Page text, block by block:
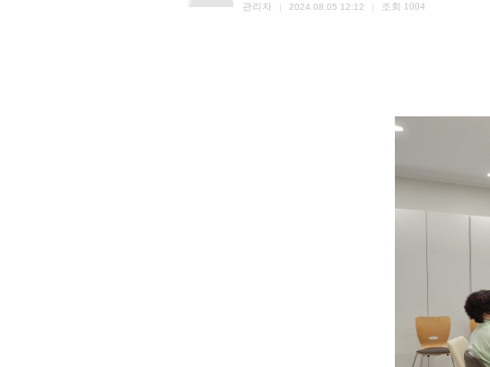
관리자 2024.08.05 12:12 조회 1004